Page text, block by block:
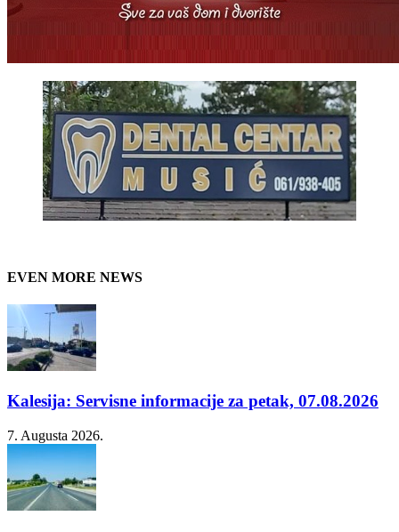
EVEN MORE NEWS
Kalesija: Servisne informacije za petak, 07.08.2026
7. Augusta 2026.